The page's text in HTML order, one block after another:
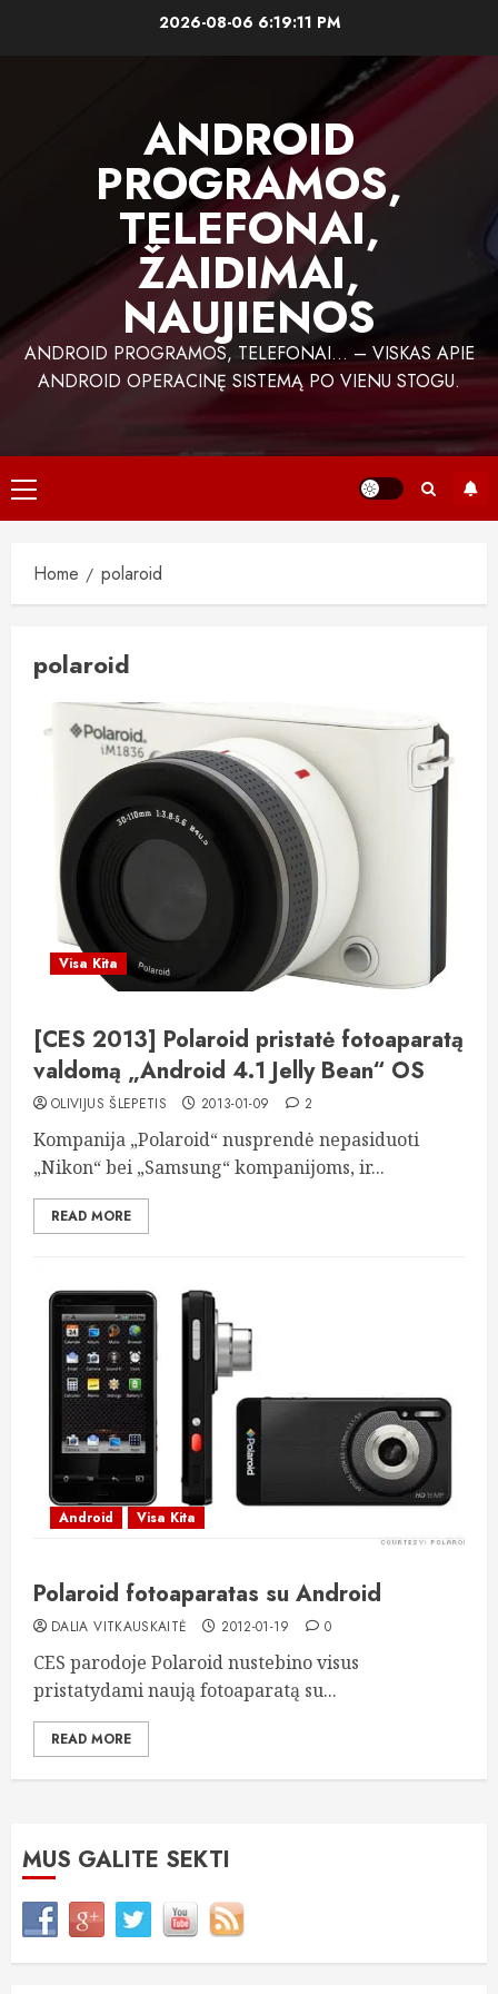
2026-08-06 6:19:12 PM
ANDROID
PROGRAMOS,
TELEFONAI,
ŽAIDIMAI,
NAUJIENOS
ANDROID PROGRAMOS, TELEFONAI… – VISKAS APIE
ANDROID OPERACINĘ SISTEMĄ PO VIENU STOGU.
Primary
Menu
Home polaroid
polaroid
Visa Kita
[CES 2013] Polaroid pristatė fotoaparatą
valdomą „Android 4.1 Jelly Bean“ OS
OLIVIJUS ŠLEPETIS 2013-01-09 2
Kompanija „Polaroid“ nusprendė nepasiduoti
„Nikon“ bei „Samsung“ kompanijoms, ir...
READ MORE
Android Visa Kita
Polaroid fotoaparatas su Android
DALIA VITKAUSKAITĖ 2012-01-19 0
CES parodoje Polaroid nustebino visus
pristatydami naują fotoaparatą su...
READ MORE
MUS GALITE SEKTI